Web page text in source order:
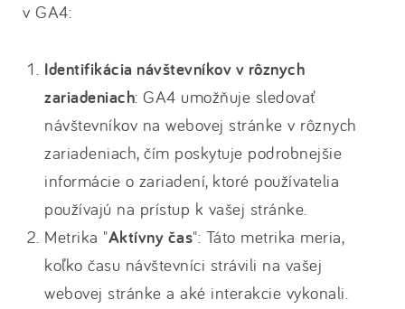
v GA4:
Identifikácia návštevníkov v rôznych
zariadeniach: GA4 umožňuje sledovať
návštevníkov na webovej stránke v rôznych
zariadeniach, čím poskytuje podrobnejšie
informácie o zariadení, ktoré používatelia
používajú na prístup k vašej stránke.
Metrika "Aktívny čas": Táto metrika meria,
koľko času návštevníci strávili na vašej
webovej stránke a aké interakcie vykonali.